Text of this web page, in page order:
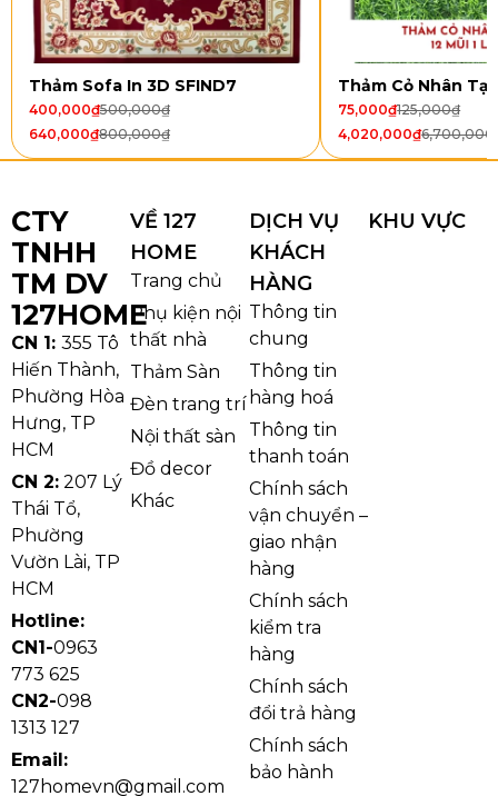
Thảm trải sàn xốp hoạt hình là dòng sản phẩm đặc
biệt của 127 HOME, với chất liệu xốp mềm êm ái, mặt
thảm giả da, chất thảm nặng tay, độ dày vừa phải,
giúp hạn chế tình trạng trơn trượt, xô lệch khi sử
dụng. Ngoài ra, thảm trải xốp hoạt hình được trang
trí hoạt tiết trẻ trung, vui tươi, thích hợp với những
khu vui chơi, phòng trẻ em, trường học,…giúp không
gian thêm phần màu sắc, đáng yêu.
Thảm Sofa In 3D SFIND7
500,000₫
400,000₫
800,000₫
640,000₫
Thảm Cỏ Nhân
125,000₫
75,000₫
6,700,000
4,020,000₫
CTY
TNHH
TM DV
127HOME
CN 1: 355 Tô
Hiến Thành,
Phường Hòa
Hưng, TP
HCM
CN 2: 207 Lý
Thái Tổ,
Phường
Vườn Lài, TP
HCM
Hotline:
CN1-0963
773 625
CN2-098
1313 127
Email:
127homevn@gmail.com
VỀ 127
HOME
Trang chủ
Phụ kiện nội
thất nhà
Thảm Sàn
Đèn trang trí
Nội thất sàn
Đồ decor
Khác
DỊCH VỤ
KHÁCH
HÀNG
Thông tin
chung
Thông tin
hàng hoá
Thông tin
thanh toán
Chính sách
vận chuyển –
giao nhận
hàng
Chính sách
kiểm tra
hàng
Chính sách
đổi trả hàng
Chính sách
bảo hành
KHU VỰC